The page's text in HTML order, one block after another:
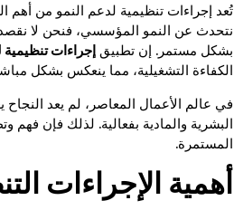
تُعد إجراءات تنظيمية لدعم النمو من أهم
نتحدث عن النمو المؤسسي، فنحن لا نقصد
بشكل مستمر. إن تطبيقإجراءات تنظيمية
الكفاءة التشغيلية، مما ينعكس بشكل
في عالم الأعمال المعاصر، لم يعد
البشرية والمادية بفعالية. لذلك فإن فهم
المستمرة.
أهمية الإجراءات